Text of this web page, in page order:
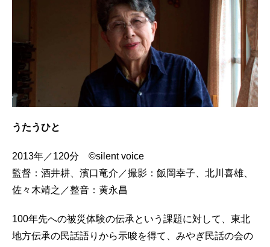
うたうひと
2013年／120分 ©silent voice
監督：酒井耕、濱口竜介／撮影：飯岡幸子、北川喜雄、
佐々木靖之／整音：黄永昌
100年先への被災体験の伝承という課題に対して、東北
地方伝承の民話語りから示唆を得て、みやぎ民話の会の